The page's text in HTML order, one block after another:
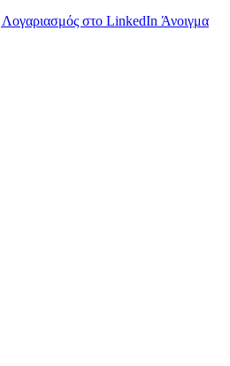
Λογαριασμός στο LinkedIn Άνοιγμα